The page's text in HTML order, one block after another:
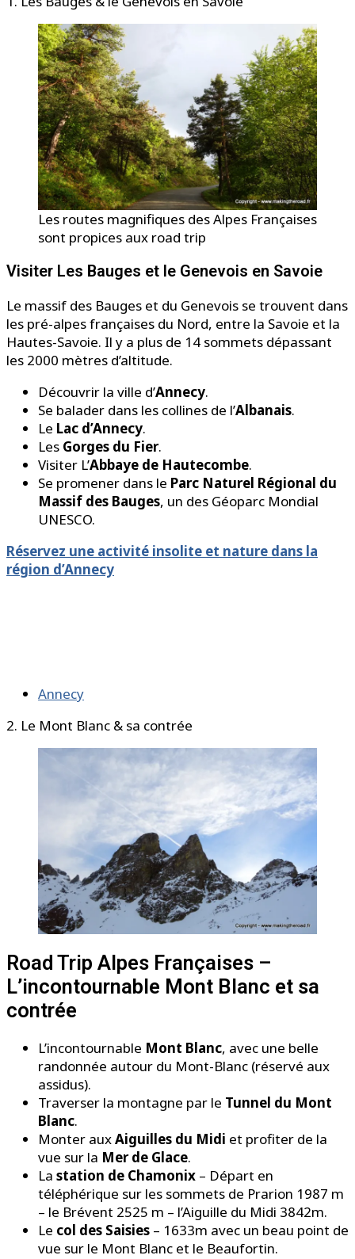
Les routes magnifiques des Alpes Françaises
sont propices aux road trip
Visiter Les Bauges et le Genevois en Savoie
Le massif des Bauges et du Genevois se trouvent dans
les pré-alpes françaises du Nord, entre la Savoie et la
Hautes-Savoie. Il y a plus de 14 sommets dépassant
les 2000 mètres d’altitude.
Découvrir la ville d’Annecy.
Se balader dans les collines de l’Albanais.
Le Lac d’Annecy.
Les Gorges du Fier.
Visiter L’Abbaye de Hautecombe.
Se promener dans le Parc Naturel Régional du
Massif des Bauges, un des Géoparc Mondial
UNESCO.
Réservez une activité insolite et nature dans la
région d’Annecy
Annecy
2. Le Mont Blanc & sa contrée
Road Trip Alpes Françaises –
L’incontournable Mont Blanc et sa
contrée
L’incontournable Mont Blanc, avec une belle
randonnée autour du Mont-Blanc (réservé aux
assidus).
Traverser la montagne par le Tunnel du Mont
Blanc.
Monter auxAiguilles du Midi et profiter de la
vue sur la Mer de Glace.
La station de Chamonix – Départ en
téléphérique sur les sommets de Prarion 1987 m
– le Brévent 2525 m – l’Aiguille du Midi 3842m.
Le col des Saisies – 1633m avec un beau point de
vue sur le Mont Blanc et le Beaufortin.